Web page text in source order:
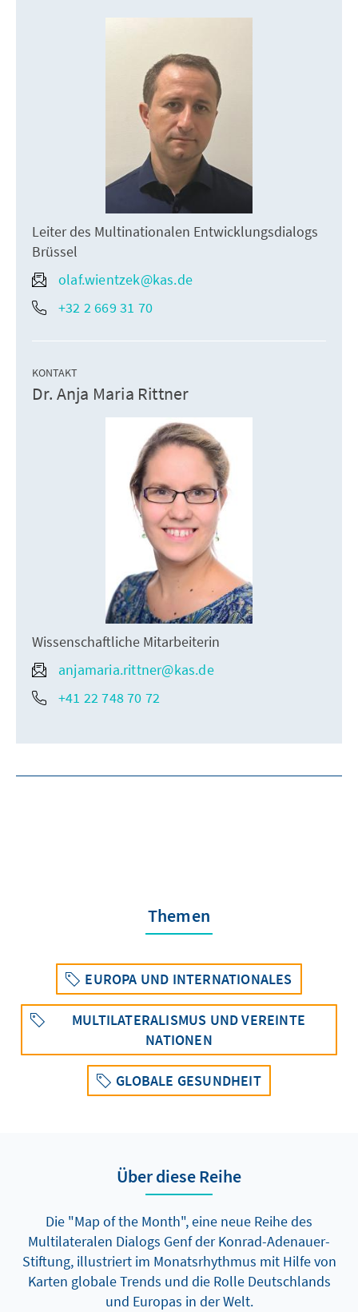
Leiter des Multinationalen Entwicklungsdialogs
Brüssel
olaf.wientzek@kas.de
+32 2 669 31 70
KONTAKT
Dr. Anja Maria Rittner
Wissenschaftliche Mitarbeiterin
anjamaria.rittner@kas.de
+41 22 748 70 72
Themen
EUROPA UND INTERNATIONALES
MULTILATERALISMUS UND VEREINTE
NATIONEN
GLOBALE GESUNDHEIT
Über diese Reihe
Die "Map of the Month", eine neue Reihe des
Multilateralen Dialogs Genf der Konrad-Adenauer-
Stiftung, illustriert im Monatsrhythmus mit Hilfe von
Karten globale Trends und die Rolle Deutschlands
und Europas in der Welt.